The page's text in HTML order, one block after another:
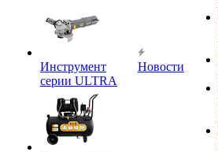
Инструмент
серии ULTRA
Новости